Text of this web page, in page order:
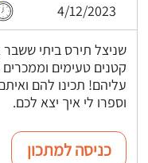
4/12/2023
שניצל תירס ביתי
קטנים טעימים
עליהם! תכינו להם
וספרו לי איך יצא לכם.
כניסה למתכון